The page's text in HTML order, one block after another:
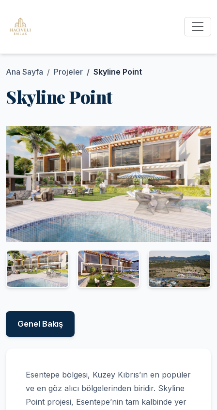
Ana Sayfa Projeler Skyline Point
Skyline Point
Genel Bakış
Esentepe bölgesi, Kuzey Kıbrıs’ın en popüler
ve en göz alıcı bölgelerinden biridir. Skyline
Point projesi, Esentepe’nin tam kalbinde yer